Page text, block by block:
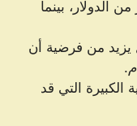
الدولار، بينما
من فرضية أن
.
الكبيرة التي قد